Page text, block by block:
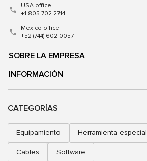
SOBRE LA EMPRESA
INFORMACIÓN
USA office
+1 805 702 2714
Mexico office
+52 (744) 602 0057
CATEGORÍAS
Equipamiento Herramienta especial
Cables Software